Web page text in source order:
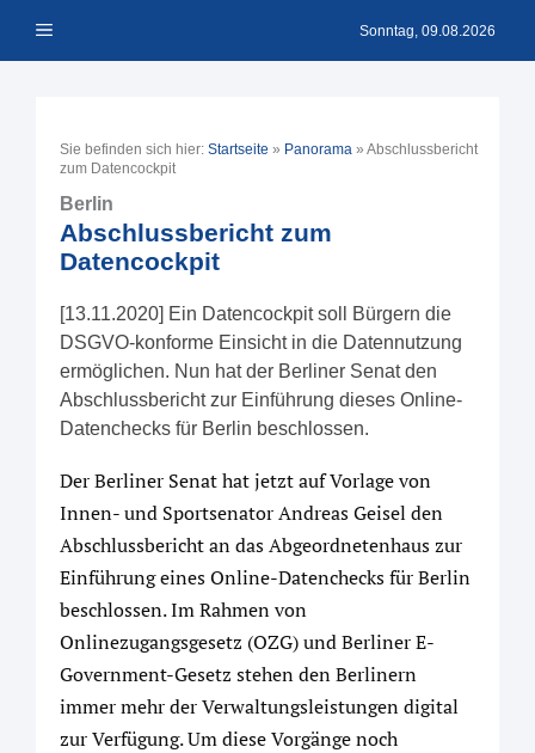
Inhalt Menü Sonntag, 09.08.2026
Sie befinden sich hier: Startseite » Panorama » Abschlussbericht
zum Datencockpit
Berlin
Abschlussbericht zum
Datencockpit
[13.11.2020] Ein Datencockpit soll Bürgern die
DSGVO-konforme Einsicht in die Datennutzung
ermöglichen. Nun hat der Berliner Senat den
Abschlussbericht zur Einführung dieses Online-
Datenchecks für Berlin beschlossen.
Der Berliner Senat hat jetzt auf Vorlage von
Innen- und Sportsenator Andreas Geisel den
Abschlussbericht an das Abgeordnetenhaus zur
Einführung eines Online-Datenchecks für Berlin
beschlossen. Im Rahmen von
Onlinezugangsgesetz (OZG) und Berliner E-
Government-Gesetz stehen den Berlinern
immer mehr der Verwaltungsleistungen digital
zur Verfügung. Um diese Vorgänge noch